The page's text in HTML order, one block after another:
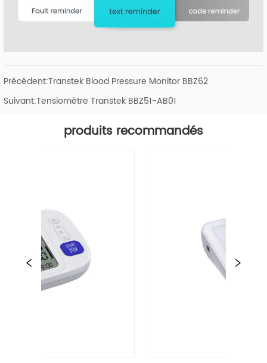
Précédent:Transtek Blood Pressure Monitor BBZ62
Suivant:Tensiomètre Transtek BBZ51-AB01
produits recommandés